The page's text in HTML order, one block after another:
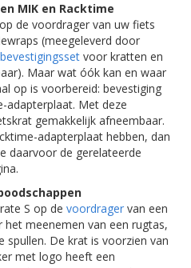
MIK en Racktime
de voordrager van uw fiets
(meegeleverd door
bevestigingsset voor kratten en
Maar wat óók kan en waar
op is voorbereid: bevestiging
adapterplaat. Met deze
gemakkelijk afneembaar.
adapterplaat hebben, dan
daarvoor de gerelateerde
S op de voordrager van een
meenemen van een rugtas,
De krat is voorzien van
met logo heeft een